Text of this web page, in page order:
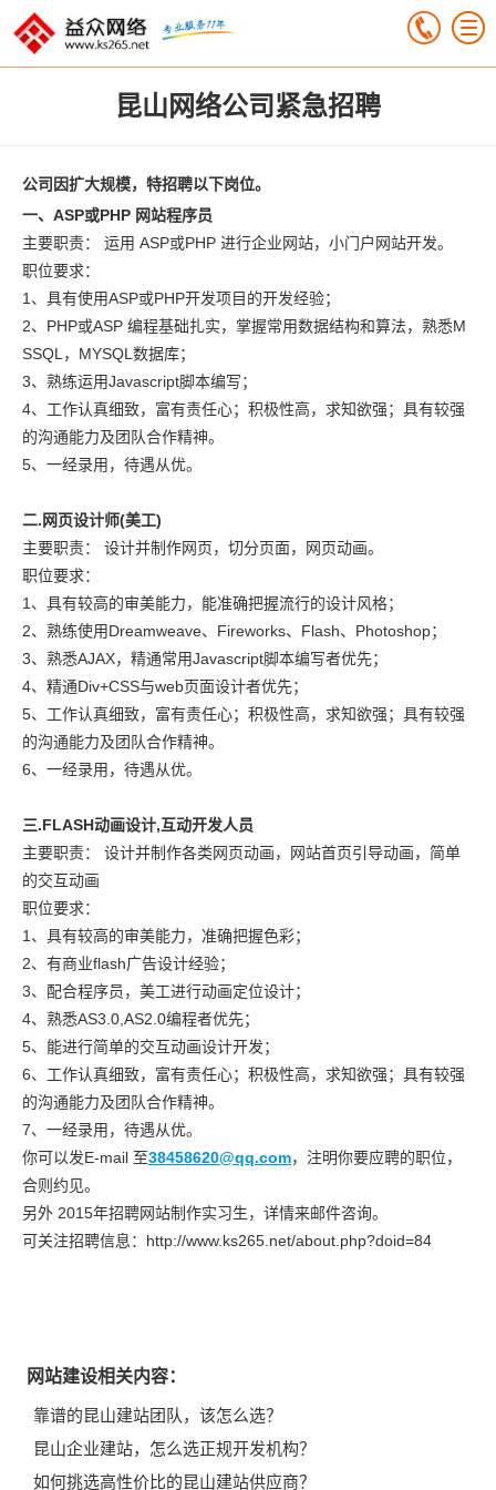
昆山网络公司紧急招聘
公司因扩大规模，特招聘以下岗位。
一、ASP或PHP 网站程序员
主要职责： 运用 ASP或PHP 进行企业网站，小门户网站开发。
职位要求：
1、具有使用ASP或PHP开发项目的开发经验；
2、PHP或ASP 编程基础扎实，掌握常用数据结构和算法，熟悉M
SSQL，MYSQL数据库；
3、熟练运用Javascript脚本编写；
4、工作认真细致，富有责任心；积极性高，求知欲强；具有较强
的沟通能力及团队合作精神。
5、一经录用，待遇从优。
二.网页设计师(美工)
主要职责： 设计并制作网页，切分页面，网页动画。
职位要求：
1、具有较高的审美能力，能准确把握流行的设计风格；
2、熟练使用Dreamweave、Fireworks、Flash、Photoshop；
3、熟悉AJAX，精通常用Javascript脚本编写者优先；
4、精通Div+CSS与web页面设计者优先；
5、工作认真细致，富有责任心；积极性高，求知欲强；具有较强
的沟通能力及团队合作精神。
6、一经录用，待遇从优。
三.FLASH动画设计,互动开发人员
主要职责： 设计并制作各类网页动画，网站首页引导动画，简单
的交互动画
职位要求：
1、具有较高的审美能力，准确把握色彩；
2、有商业flash广告设计经验；
3、配合程序员，美工进行动画定位设计；
4、熟悉AS3.0,AS2.0编程者优先；
5、能进行简单的交互动画设计开发；
6、工作认真细致，富有责任心；积极性高，求知欲强；具有较强
的沟通能力及团队合作精神。
7、一经录用，待遇从优。
你可以发E-mail 至38458620@qq.com，注明你要应聘的职位，
合则约见。
另外 2015年招聘网站制作实习生，详情来邮件咨询。
可关注招聘信息：http://www.ks265.net/about.php?doid=84
网站建设相关内容：
靠谱的昆山建站团队，该怎么选？
昆山企业建站，怎么选正规开发机构？
如何挑选高性价比的昆山建站供应商？